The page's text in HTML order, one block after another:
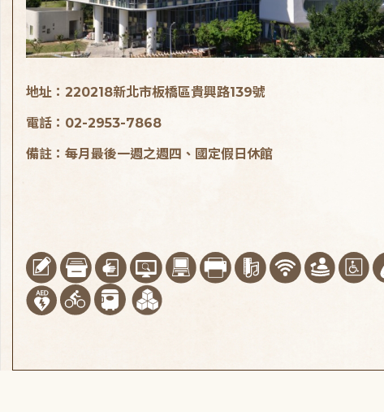
地址：220218新北市板橋區貴興路139號
電話：02-2953-7868
備註：每月最後一週之週四、國定假日休館